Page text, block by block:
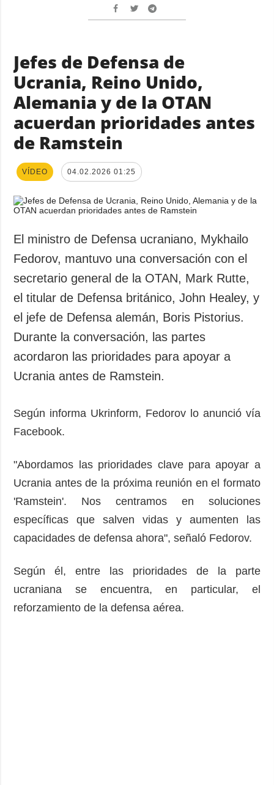
Jefes de Defensa de
Ucrania, Reino Unido,
Alemania y de la OTAN
acuerdan prioridades antes
de Ramstein
VÍDEO 04.02.2026 01:25
El ministro de Defensa ucraniano, Mykhailo
Fedorov, mantuvo una conversación con el
secretario general de la OTAN, Mark Rutte,
el titular de Defensa británico, John Healey, y
el jefe de Defensa alemán, Boris Pistorius.
Durante la conversación, las partes
acordaron las prioridades para apoyar a
Ucrania antes de Ramstein.
Según informa Ukrinform, Fedorov lo anunció vía
Facebook.
"Abordamos las prioridades clave para apoyar a
Ucrania antes de la próxima reunión en el formato
'Ramstein'. Nos centramos en soluciones
específicas que salven vidas y aumenten las
capacidades de defensa ahora", señaló Fedorov.
Según él, entre las prioridades de la parte
ucraniana se encuentra, en particular, el
reforzamiento de la defensa aérea.